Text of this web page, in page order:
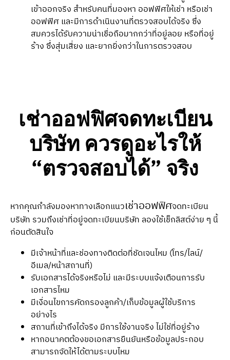
เข้าออกจริง สำหรับคนที่มองหา ออฟฟิศให้เช่า หรือเช่า
ออฟฟิศ และมีการดำเนินงานที่ตรวจสอบได้จริง ซึ่ง
สมควรได้รับความน่าเชื่อถือมากกว่าที่อยู่ลอย หรือที่อยู่
ร้าง ซึ่งสุ่มเสี่ยง และยากยิ่งกว่าในการตรวจสอบ
เช่าออฟฟิศจดทะเบียน
บริษัทควรดูอะไรให้
“ตรวจสอบได้” จริง
หากคุณกำลังมองหาทางเลือกแนวเช่าออฟฟิศจดทะเบียน
บริษัท รวมถึงเช่าที่อยู่จดทะเบียนบริษัท ลองใช้เช็กลิสต์ง่าย ๆ นี้
ก่อนตัดสินใจ
มีเจ้าหน้าที่และช่องทางติดต่อที่ชัดเจนไหม (โทร/ไลน์/
อีเมล/หน้าสถานที่)
รับเอกสารได้จริงหรือไม่ และมีระบบแจ้งเตือนการรับ
เอกสารไหม
มีเงื่อนไขการคัดกรองลูกค้า/เก็บข้อมูลผู้ใช้บริการ
อย่างไร
สถานที่เข้าถึงได้จริง มีการใช้งานจริง ไม่ใช่ที่อยู่ร้าง
หากอนาคตต้องขอเอกสารยืนยันหรือข้อมูลประกอบ
สามารถจัดให้ได้ตามระบบไหม